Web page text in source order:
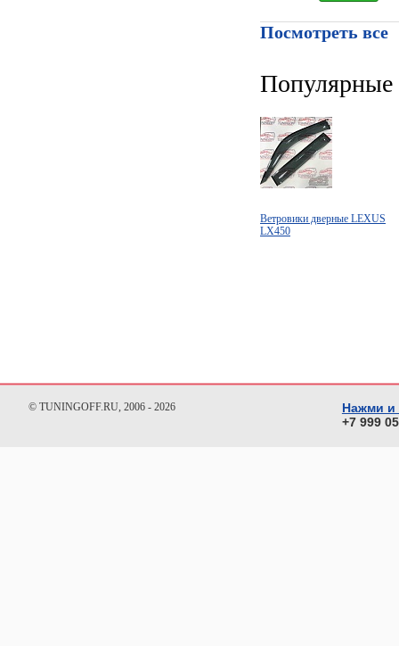
Посмотреть все
Популярные
Ветровики дверные LEXUS
LX450
© TUNINGOFF.RU, 2006 - 2026
Нажми и
+7 999